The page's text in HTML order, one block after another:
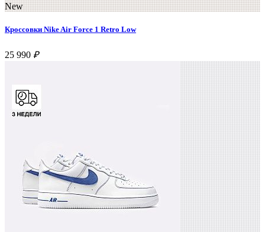
New
Кроссовки Nike Air Force 1 Retro Low
25 990 ₽